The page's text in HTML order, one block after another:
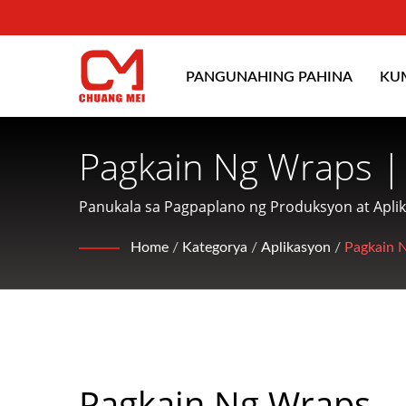
PANGUNAHING PAHINA
Pagkain Ng Wraps
Pagbuo, Pag-Coat
CHUANG MEI
Panukala sa Pagpaplano ng Produksyon at
customer.Home / Kategorya / Aplikasyon / Pagkain